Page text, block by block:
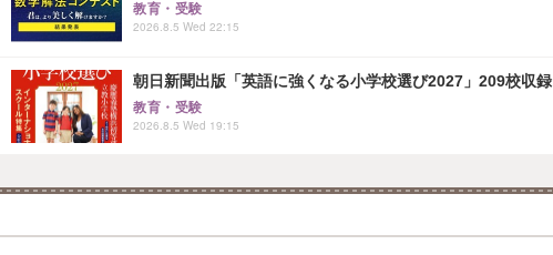
教育・受験
2026.8.5 Wed 22:15
朝日新聞出版「英語に強くなる小学校選び2027」209校収録
教育・受験
2026.8.5 Wed 19:15